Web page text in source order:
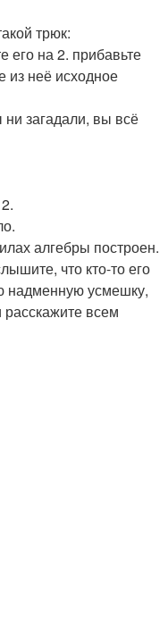
трюк:
его на 2. прибавьте
из неё исходное
загадали, вы всё
алгебры построен.
что кто-то его
надменную усмешку,
расскажите всем